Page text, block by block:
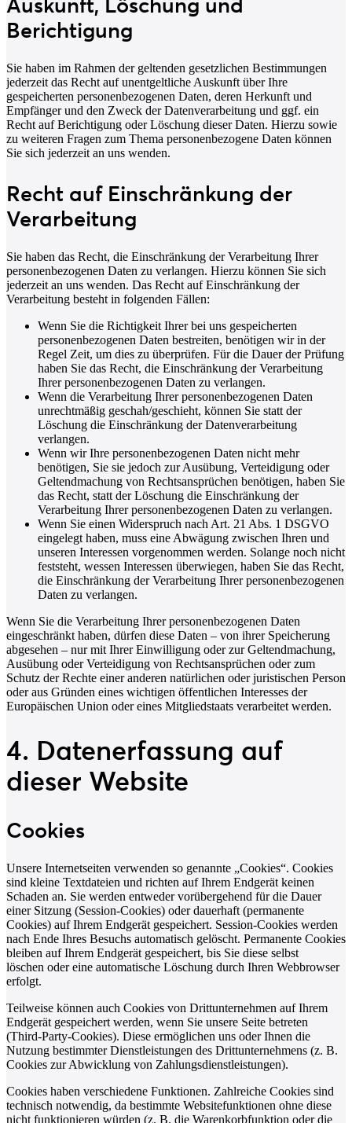
Berichtigung
Sie haben im Rahmen der geltenden gesetzlichen Bestimmungen
jederzeit das Recht auf unentgeltliche Auskunft über Ihre
gespeicherten personenbezogenen Daten, deren Herkunft und
Empfänger und den Zweck der Datenverarbeitung und ggf. ein
Recht auf Berichtigung oder Löschung dieser Daten. Hierzu sowie
zu weiteren Fragen zum Thema personenbezogene Daten können
Sie sich jederzeit an uns wenden.
Recht auf Einschränkung der
Verarbeitung
Sie haben das Recht, die Einschränkung der Verarbeitung Ihrer
personenbezogenen Daten zu verlangen. Hierzu können Sie sich
jederzeit an uns wenden. Das Recht auf Einschränkung der
Verarbeitung besteht in folgenden Fällen:
Wenn Sie die Richtigkeit Ihrer bei uns gespeicherten
personenbezogenen Daten bestreiten, benötigen wir in der
Regel Zeit, um dies zu überprüfen. Für die Dauer der Prüfung
haben Sie das Recht, die Einschränkung der Verarbeitung
Ihrer personenbezogenen Daten zu verlangen.
Wenn die Verarbeitung Ihrer personenbezogenen Daten
unrechtmäßig geschah/geschieht, können Sie statt der
Löschung die Einschränkung der Datenverarbeitung
verlangen.
Wenn wir Ihre personenbezogenen Daten nicht mehr
benötigen, Sie sie jedoch zur Ausübung, Verteidigung oder
Geltendmachung von Rechtsansprüchen benötigen, haben Sie
das Recht, statt der Löschung die Einschränkung der
Verarbeitung Ihrer personenbezogenen Daten zu verlangen.
Wenn Sie einen Widerspruch nach Art. 21 Abs. 1 DSGVO
eingelegt haben, muss eine Abwägung zwischen Ihren und
unseren Interessen vorgenommen werden. Solange noch nicht
feststeht, wessen Interessen überwiegen, haben Sie das Recht,
die Einschränkung der Verarbeitung Ihrer personenbezogenen
Daten zu verlangen.
Wenn Sie die Verarbeitung Ihrer personenbezogenen Daten
eingeschränkt haben, dürfen diese Daten – von ihrer Speicherung
abgesehen – nur mit Ihrer Einwilligung oder zur Geltendmachung,
Ausübung oder Verteidigung von Rechtsansprüchen oder zum
Schutz der Rechte einer anderen natürlichen oder juristischen Person
oder aus Gründen eines wichtigen öffentlichen Interesses der
Europäischen Union oder eines Mitgliedstaats verarbeitet werden.
4. Datenerfassung auf
dieser Website
Cookies
Unsere Internetseiten verwenden so genannte „Cookies“. Cookies
sind kleine Textdateien und richten auf Ihrem Endgerät keinen
Schaden an. Sie werden entweder vorübergehend für die Dauer
einer Sitzung (Session-Cookies) oder dauerhaft (permanente
Cookies) auf Ihrem Endgerät gespeichert. Session-Cookies werden
nach Ende Ihres Besuchs automatisch gelöscht. Permanente Cookies
bleiben auf Ihrem Endgerät gespeichert, bis Sie diese selbst
löschen oder eine automatische Löschung durch Ihren Webbrowser
erfolgt.
Teilweise können auch Cookies von Drittunternehmen auf Ihrem
Endgerät gespeichert werden, wenn Sie unsere Seite betreten
(Third-Party-Cookies). Diese ermöglichen uns oder Ihnen die
Nutzung bestimmter Dienstleistungen des Drittunternehmens (z. B.
Cookies zur Abwicklung von Zahlungsdienstleistungen).
Cookies haben verschiedene Funktionen. Zahlreiche Cookies sind
technisch notwendig, da bestimmte Websitefunktionen ohne diese
nicht funktionieren würden (z. B. die Warenkorbfunktion oder die